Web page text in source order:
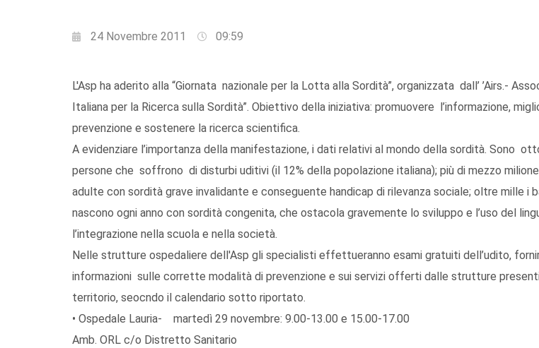
24 Novembre 2011 09:59
L'Asp ha aderito alla “Giornata nazionale per la Lotta alla Sordità”, organizzata dall’ ’Airs.-
Italiana per la Ricerca sulla Sordità”. Obiettivo della iniziativa: promuovere l’informazione,
prevenzione e sostenere la ricerca scientifica.
A evidenziare l’importanza della manifestazione, i dati relativi al mondo della sordità. Sono
persone che soffrono di disturbi uditivi (il 12% della popolazione italiana); più di mezzo
adulte con sordità grave invalidante e conseguente handicap di rilevanza sociale; oltre mille i
nascono ogni anno con sordità congenita, che ostacola gravemente lo sviluppo e l’uso del
l’integrazione nella scuola e nella società.
Nelle strutture ospedaliere dell'Asp gli specialisti effettueranno esami gratuiti dell’udito,
informazioni sulle corrette modalità di prevenzione e sui servizi offerti dalle strutture
territorio, seocndo il calendario sotto riportato.
• Ospedale Lauria- martedì 29 novembre: 9.00-13.00 e 15.00-17.00
Amb. ORL c/o Distretto Sanitario